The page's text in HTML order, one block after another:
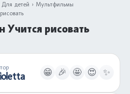
Для детей
Мультфильмы
Учится рисовать
😁 🎉 🤩 😍 ✨